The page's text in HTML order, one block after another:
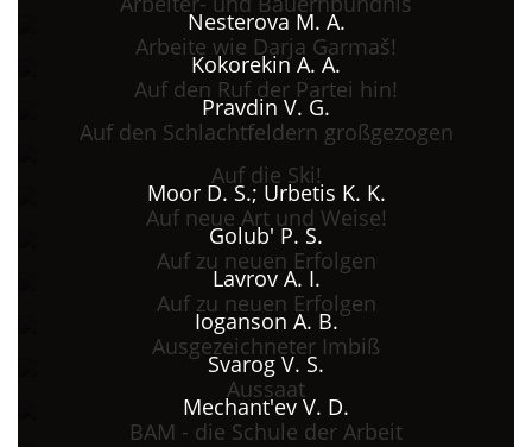
Nesterova M. A.
Arbeite wie Darja Garmaš!
Kokorekin A. A.
Auf den Ruf der Partei hin!
Pravdin V. G.
Auf den Schlachtfeldern großgezogen
Auf die Ski!
Moor D. S.; Urbetis K. K.
Auf neue Art und Weise!
Golub' P. S.
Auf zu neuen Erfolgen
Lavrov A. I.
Auf zu neuen Erfolgen
Ioganson A. B.
Ausgezeichneter Imbiß
Svarog V. S.
Aussaat
Mechant'ev V. D.
BAM - die Schule der Arbeit